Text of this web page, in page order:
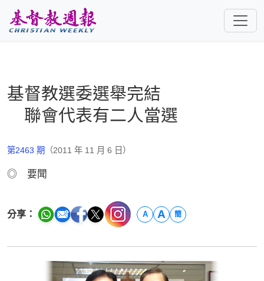
基督教選委選舉完結
聯會代表有二人當選
第2463 期 （2011 年 11 月 6 日）
◎ 要聞
分享： A A 簡